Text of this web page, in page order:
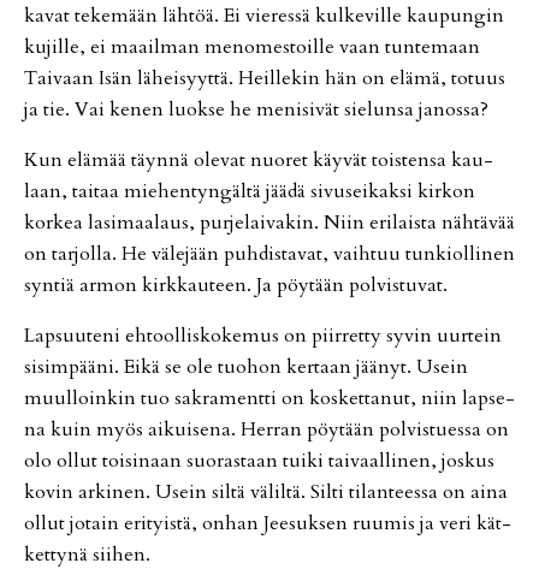
ka­vat te­ke­mään läh­töä. Ei vie­res­sä kul­ke­vil­le kau­pun­gin
ku­jil­le, ei maa­il­man me­no­mes­toil­le vaan tun­te­maan
Tai­vaan Isän lä­hei­syyt­tä. Heil­le­kin hän on elä­mä, to­tuus
ja tie. Vai ke­nen luok­se he me­ni­si­vät sie­lun­sa ja­nos­sa?
Kun elä­mää täyn­nä ole­vat nuo­ret käy­vät tois­ten­sa kau­
laan, tai­taa mie­hen­tyn­gäl­tä jää­dä si­vu­sei­kak­si kir­kon
kor­kea la­si­maa­laus, pur­je­lai­va­kin. Niin eri­lais­ta näh­tä­vää
on tar­jol­la. He vä­le­jään puh­dis­ta­vat, vaih­tuu tun­ki­ol­li­nen
syn­tiä ar­mon kirk­kau­teen. Ja pöy­tään pol­vis­tu­vat.
Lap­suu­te­ni eh­tool­lis­ko­ke­mus on piir­ret­ty sy­vin uur­tein
si­sim­pää­ni. Ei­kä se ole tuo­hon ker­taan jää­nyt. Usein
muul­loin­kin tuo sak­ra­ment­ti on kos­ket­ta­nut, niin lap­se­
na kuin myös ai­kui­se­na. Her­ran pöy­tään pol­vis­tu­es­sa on
olo ol­lut toi­si­naan suo­ras­taan tui­ki tai­vaal­li­nen, jos­kus
ko­vin ar­ki­nen. Usein sil­tä vä­lil­tä. Sil­ti ti­lan­tees­sa on ai­na
ol­lut jo­tain eri­tyis­tä, on­han Jee­suk­sen ruu­mis ja veri kät­
ket­ty­nä sii­hen.